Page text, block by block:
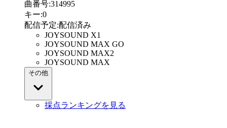
曲番号:314995
キー:0
配信予定:配信済み
JOYSOUND X1
JOYSOUND MAX GO
JOYSOUND MAX2
JOYSOUND MAX
その他
採点ランキングを見る